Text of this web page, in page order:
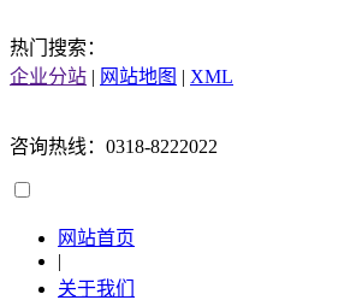
热门搜索：
企业分站 | 网站地图 | XML
咨询热线：0318-8222022
网站首页
|
关于我们